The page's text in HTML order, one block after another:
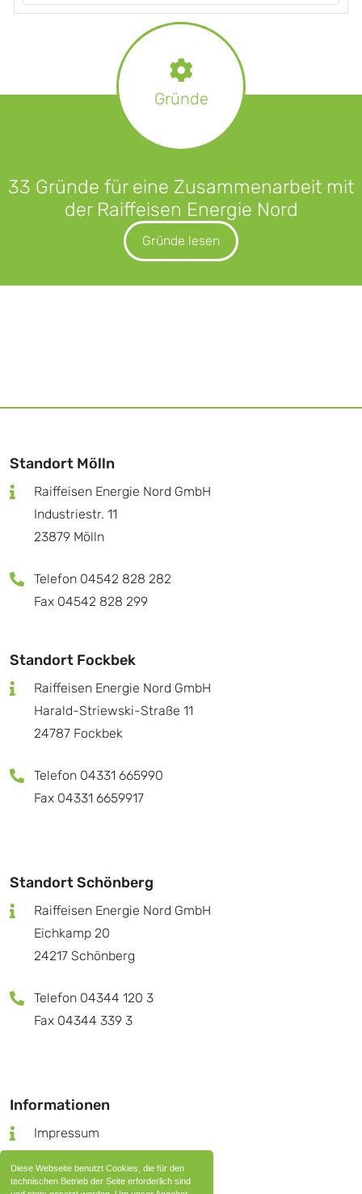
Diese Webseite benutzt Cookies, die für den
technischen Betrieb der Seite erforderlich sind
Gründe
33 Gründe für eine Zusammenarbeit mit
der Raiffeisen Energie Nord
Gründe lesen
Standort Mölln
Raiffeisen Energie Nord GmbH
Industriestr. 11
23879 Mölln
Telefon 04542 828 282
Fax 04542 828 299
Standort Fockbek
Raiffeisen Energie Nord GmbH
Harald-Striewski-Straße 11
24787 Fockbek
Telefon 04331 665990
Fax 04331 6659917
Standort Schönberg
Raiffeisen Energie Nord GmbH
Eichkamp 20
24217 Schönberg
Telefon 04344 120 3
Fax 04344 339 3
Informationen
Impressum
Nutzungsbedingungen